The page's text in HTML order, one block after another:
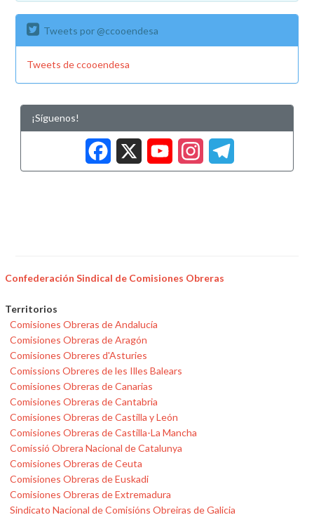
Tweets por @ccooendesa
Tweets de ccooendesa
¡Síguenos!
Facebook
X
Confederación Sindical de Comisiones Obreras
Territorios
Comisiones Obreras de Andalucía
Comisiones Obreras de Aragón
Comisiones Obreres d'Asturies
Comissions Obreres de les Illes Balears
Comisiones Obreras de Canarias
Comisiones Obreras de Cantabria
Comisiones Obreras de Castilla y León
Comisiones Obreras de Castilla-La Mancha
Comissió Obrera Nacional de Catalunya
Comisiones Obreras de Ceuta
Comisiones Obreras de Euskadi
Comisiones Obreras de Extremadura
Sindicato Nacional de Comisións Obreiras de Galicia